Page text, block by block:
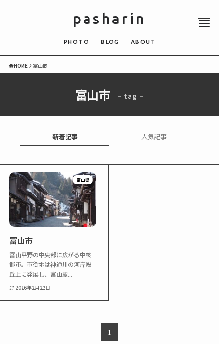
PHOTO
BLOG
pasharin
PHOTO BLOG ABOUT
HOME 富山市
富山市 – tag –
新着記事 人気記事
富山県
富山市
富山平野の中央部に広がる中核
都市。市街地は神通川の河岸段
丘上に発展し、富山駅...
2026年2月22日
1